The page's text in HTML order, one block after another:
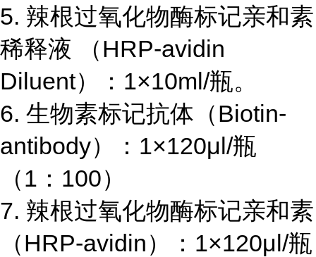
5. 辣根过氧化物酶标记亲和素
稀释液 （HRP-avidin
Diluent）： 1×10ml/瓶。
6. 生物素标记抗体（Biotin-
antibody）： 1×120μl/瓶
（1 ： 100）
7. 辣根过氧化物酶标记亲和素
（HRP-avidin）： 1×120μl/瓶